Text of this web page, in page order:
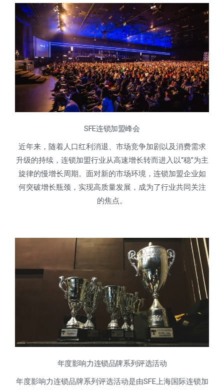
SFE连锁加盟峰会
近年来，随着人口红利消退、市场竞争加剧以及消费需求
升级的持续，连锁加盟行业从高速增长转而进入以“稳”为主
旋律的慢增长周期。面对新的市场环境，连锁加盟企业如
何突破增长瓶颈，实现高质量发展，成为了行业共同关注
的焦点。
年度影响力连锁品牌系列评选活动
年度影响力连锁品牌系列评选活动是由SFE上海国际连锁加